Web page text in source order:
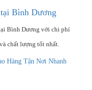
Bình Dương
Bình Dương với chi phí
chất lượng tốt nhất.